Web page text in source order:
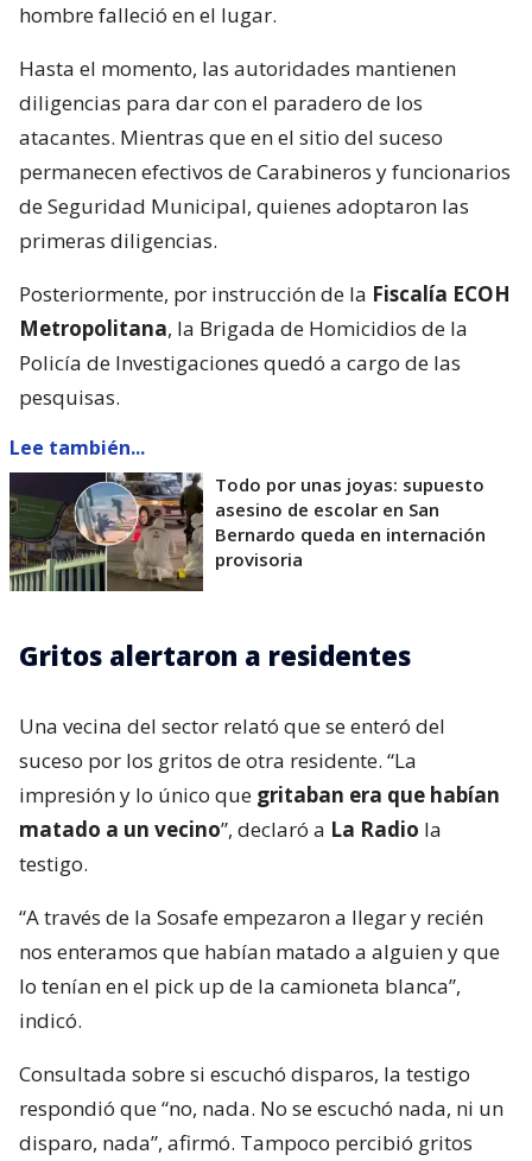
hombre falleció en el lugar.
Hasta el momento, las autoridades mantienen
diligencias para dar con el paradero de los
atacantes. Mientras que en el sitio del suceso
permanecen efectivos de Carabineros y funcionarios
de Seguridad Municipal, quienes adoptaron las
primeras diligencias.
Posteriormente, por instrucción de la Fiscalía ECOH
Metropolitana, la Brigada de Homicidios de la
Policía de Investigaciones quedó a cargo de las
pesquisas.
Lee también...
Todo por unas joyas: supuesto
asesino de escolar en San
Bernardo queda en internación
provisoria
Gritos alertaron a residentes
Una vecina del sector relató que se enteró del
suceso por los gritos de otra residente. “La
impresión y lo único que gritaban era que habían
matado a un vecino”, declaró a La Radio la
testigo.
“A través de la Sosafe empezaron a llegar y recién
nos enteramos que habían matado a alguien y que
lo tenían en el pick up de la camioneta blanca”,
indicó.
Consultada sobre si escuchó disparos, la testigo
respondió que “no, nada. No se escuchó nada, ni un
disparo, nada”, afirmó. Tampoco percibió gritos